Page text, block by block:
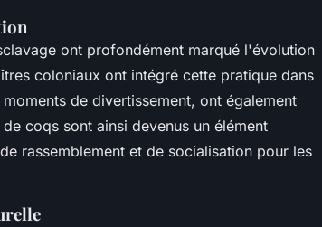
ont profondément marqué l'évolution
coloniaux ont intégré cette pratique dans
de divertissement, ont également
coqs sont ainsi devenus un élément
rassemblement et de socialisation pour les